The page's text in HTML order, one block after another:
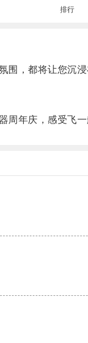
排行
，都将让您沉浸
年庆，感受飞一